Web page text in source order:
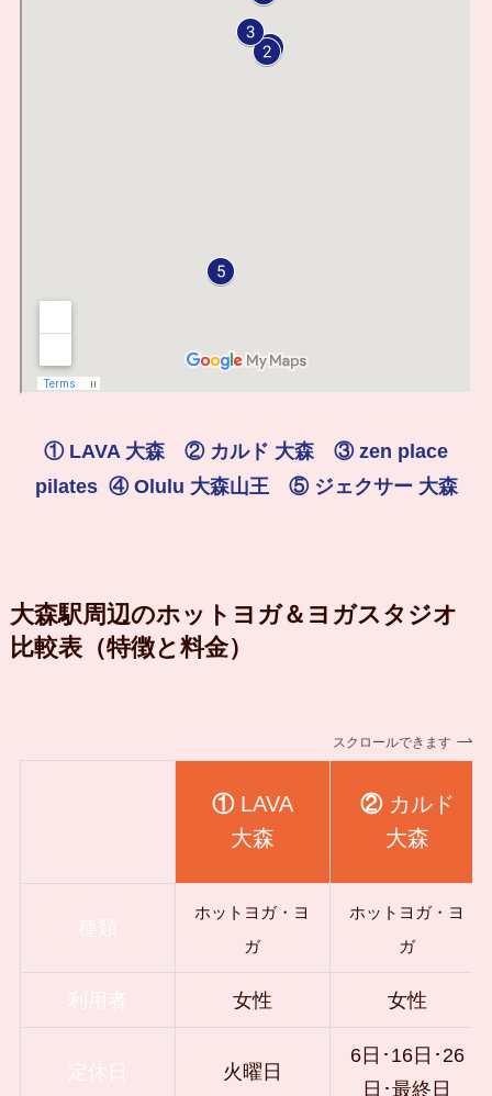
① LAVA 大森 ② カルド 大森 ③ zen place
pilates④ Olulu 大森山王 ⑤ ジェクサー 大森
大森駅周辺のホットヨガ＆ヨガスタジオ
比較表（特徴と料金）
スクロールできます
①LAVA
大森
②カルド
大森
ホットヨガ・ヨ
ガ
ホットヨガ・ヨ
ガ
女性 女性
火曜日
6日･16日･26
日･最終日